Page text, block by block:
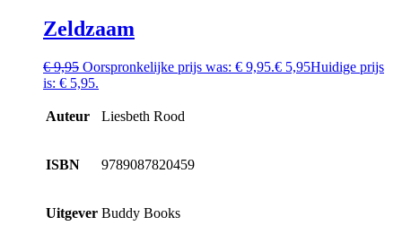
Zeldzaam
€9,95 Oorspronkelijke prijs was: € 9,95.€ 5,95Huidige prijs
is: € 5,95.
Auteur Liesbeth Rood
ISBN 9789087820459
Uitgever Buddy Books